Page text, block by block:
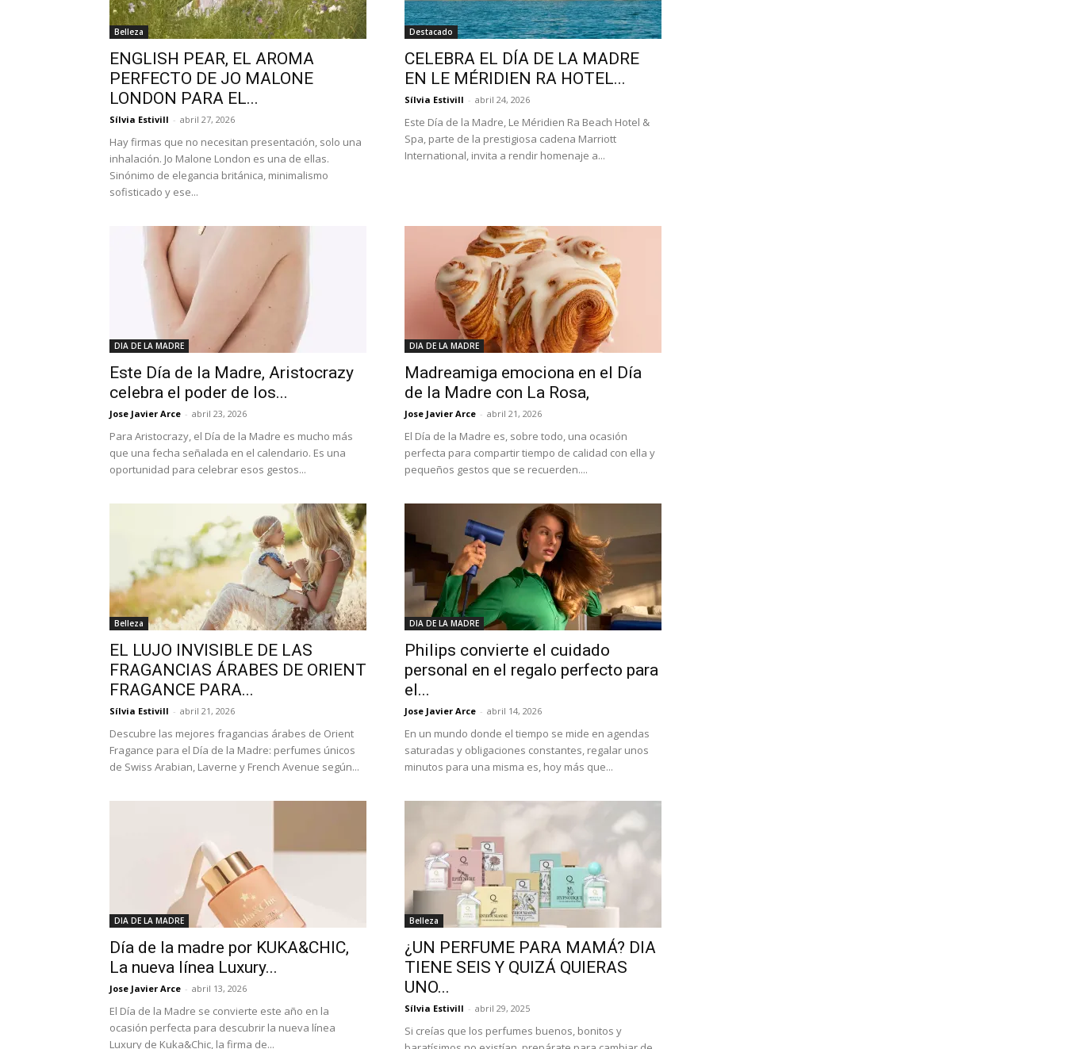
Belleza
ENGLISH PEAR, EL AROMA
PERFECTO DE JO MALONE
LONDON PARA EL...
Sílvia Estivill - abril 27, 2026
Hay firmas que no necesitan presentación, solo una
inhalación. Jo Malone London es una de ellas.
Sinónimo de elegancia británica, minimalismo
sofisticado y ese...
Destacado
CELEBRA EL DÍA DE LA MADRE
EN LE MÉRIDIEN RA HOTEL...
Sílvia Estivill - abril 24, 2026
Este Día de la Madre, Le Méridien Ra Beach Hotel &
Spa, parte de la prestigiosa cadena Marriott
International, invita a rendir homenaje a...
DIA DE LA MADRE
Este Día de la Madre, Aristocrazy
celebra el poder de los...
Jose Javier Arce - abril 23, 2026
Para Aristocrazy, el Día de la Madre es mucho más
que una fecha señalada en el calendario. Es una
oportunidad para celebrar esos gestos...
DIA DE LA MADRE
Madreamiga emociona en el Día
de la Madre con La Rosa,
Jose Javier Arce - abril 21, 2026
El Día de la Madre es, sobre todo, una ocasión
perfecta para compartir tiempo de calidad con ella y
pequeños gestos que se recuerden....
Belleza
EL LUJO INVISIBLE DE LAS
FRAGANCIAS ÁRABES DE ORIENT
FRAGANCE PARA...
Sílvia Estivill - abril 21, 2026
Descubre las mejores fragancias árabes de Orient
Fragance para el Día de la Madre: perfumes únicos
de Swiss Arabian, Laverne y French Avenue según...
DIA DE LA MADRE
Philips convierte el cuidado
personal en el regalo perfecto para
el...
Jose Javier Arce - abril 14, 2026
En un mundo donde el tiempo se mide en agendas
saturadas y obligaciones constantes, regalar unos
minutos para una misma es, hoy más que...
DIA DE LA MADRE
Día de la madre por KUKA&CHIC,
La nueva línea Luxury...
Jose Javier Arce - abril 13, 2026
El Día de la Madre se convierte este año en la
ocasión perfecta para descubrir la nueva línea
Luxury de Kuka&Chic, la firma de...
Belleza
¿UN PERFUME PARA MAMÁ? DIA
TIENE SEIS Y QUIZÁ QUIERAS
UNO...
Sílvia Estivill - abril 29, 2025
Si creías que los perfumes buenos, bonitos y